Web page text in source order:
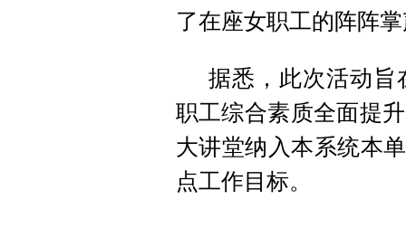
了在座女职工的阵阵
据悉，此次活动旨
职工综合素质全面提
大讲堂纳入本系统本
点工作目标。